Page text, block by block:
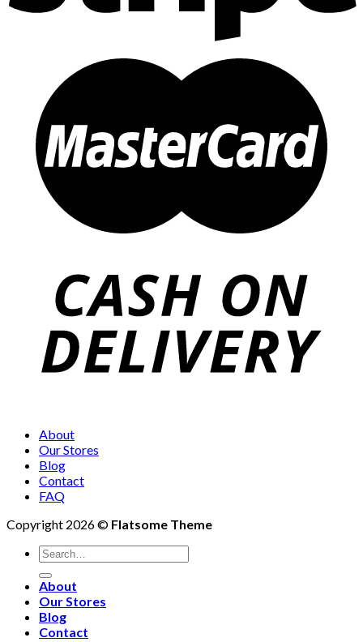
About
Our Stores
Blog
Contact
FAQ
Copyright 2026 © Flatsome Theme
Search
for:
About
Our Stores
Blog
Contact